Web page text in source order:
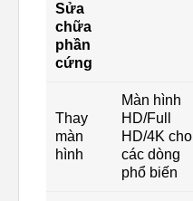
Sửa
chữa
phần
cứng
Thay
màn
hình
Màn hình
HD/Full
HD/4K cho
các dòng
phổ biến